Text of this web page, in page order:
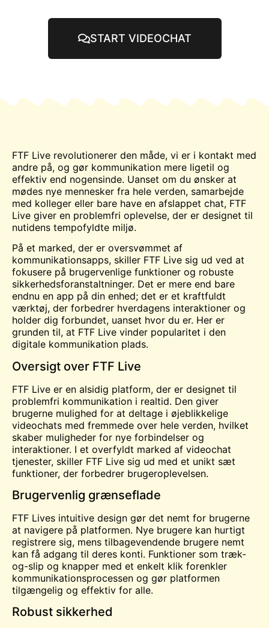
START VIDEOCHAT
FTF Live revolutionerer den måde, vi er i kontakt med
andre på, og gør kommunikation mere ligetil og
effektiv end nogensinde. Uanset om du ønsker at
mødes nye mennesker fra hele verden, samarbejde
med kolleger eller bare have en afslappet chat, FTF
Live giver en problemfri oplevelse, der er designet til
nutidens tempofyldte miljø.
På et marked, der er oversvømmet af
kommunikationsapps, skiller FTF Live sig ud ved at
fokusere på brugervenlige funktioner og robuste
sikkerhedsforanstaltninger. Det er mere end bare
endnu en app på din enhed; det er et kraftfuldt
værktøj, der forbedrer hverdagens interaktioner og
holder dig forbundet, uanset hvor du er. Her er
grunden til, at FTF Live vinder popularitet i den
digitale kommunikation plads.
Oversigt over FTF Live
FTF Live er en alsidig platform, der er designet til
problemfri kommunikation i realtid. Den giver
brugerne mulighed for at deltage i øjeblikkelige
videochats med fremmede over hele verden, hvilket
skaber muligheder for nye forbindelser og
interaktioner. I et overfyldt marked af videochat
tjenester, skiller FTF Live sig ud med et unikt sæt
funktioner, der forbedrer brugeroplevelsen.
Brugervenlig grænseflade
FTF Lives intuitive design gør det nemt for brugerne
at navigere på platformen. Nye brugere kan hurtigt
registrere sig, mens tilbagevendende brugere nemt
kan få adgang til deres konti. Funktioner som træk-
og-slip og knapper med et enkelt klik forenkler
kommunikationsprocessen og gør platformen
tilgængelig og effektiv for alle.
Robust sikkerhed